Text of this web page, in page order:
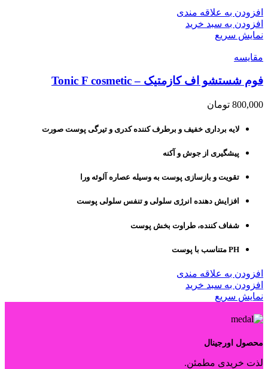
افزودن به علاقه مندی
افزودن به سبد خرید
نمایش سریع
مقايسه
فوم شستشو اف کازمتیک – Tonic F cosmetic
800,000 تومان
لایه برداری خفیف و برطرف کننده کدری و تیرگی پوست صورت
پیشگیری از جوش و آکنه
تقویت و بازسازی پوست به وسیله عصاره آلوئه ورا
افزایش دهنده انرژی سلولی و تنفس سلولی پوست
شفاف کننده، طراوت بخش پوست
PH متناسب با پوست
افزودن به علاقه مندی
افزودن به سبد خرید
نمایش سریع
محصول اورجینال
لذت خریدی مطمئن.